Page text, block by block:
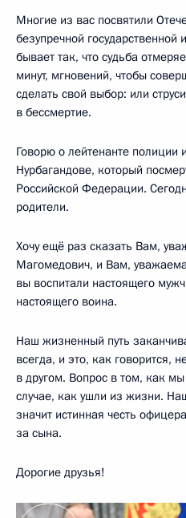
Многие из вас посвятили
безупречной
бывает так, что судьба
минут, мгновений, чтобы
сделать свой выбор: или
в бессмертие.
Говорю о лейтенанте полиции
Нурбагандове, который
Российской Федерации.
родители.
Хочу ещё раз сказать Вам,
Магомедович, и Вам,
вы воспитали настоящего
настоящего воина.
Наш жизненный путь
всегда, и это, как говорится,
в другом. Вопрос в том, как
случае, как ушли из жизни.
значит истинная честь
за сына.
Дорогие друзья!